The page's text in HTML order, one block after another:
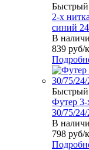
2-х
синий
В
839 руб/
Футер 3-
30/75/24/
В
798 руб/